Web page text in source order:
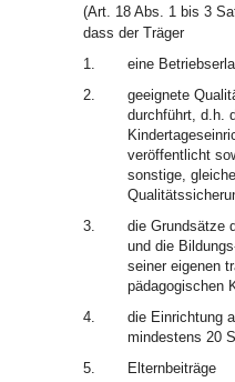
(Art. 18 Abs. 1 bis 3
dass der Träger
1.
eine
2.
geeignete
durchführt, d.h.
veröffentlicht
sonstige,
3.
die Grundsätze
und die
seiner eigenen
pädagogischen
4.
die Einrichtung
mindestens 20
5.
Elternbeiträge